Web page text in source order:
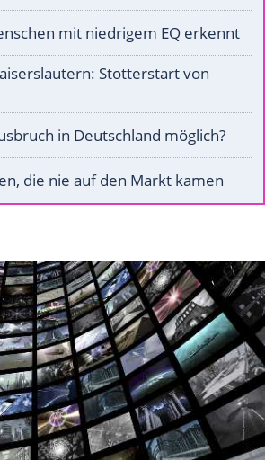
mit niedrigem EQ erkennt
Stotterstart von
in Deutschland möglich?
die nie auf den Markt kamen